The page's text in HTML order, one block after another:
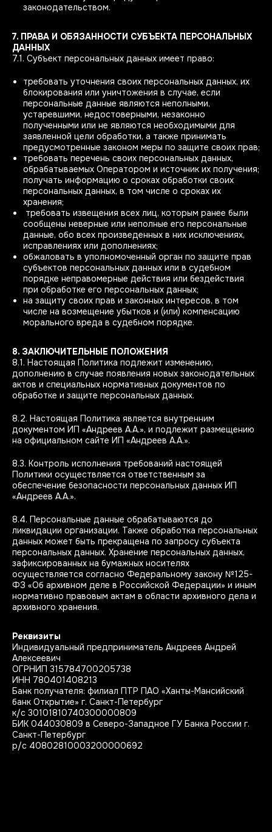
законодательством.
7. ПРАВА И ОБЯЗАННОСТИ СУБЪЕКТА ПЕРСОНАЛЬНЫХ
ДАННЫХ
7.1. Субъект персональных данных имеет право:
требовать уточнения своих персональных данных, их
блокирования или уничтожения в случае, если
персональные данные являются неполными,
устаревшими, недостоверными, незаконно
полученными или не являются необходимыми для
заявленной цели обработки, а также принимать
предусмотренные законом меры по защите своих прав;
требовать перечень своих персональных данных,
обрабатываемых Оператором и источник их получения;
получать информацию о сроках обработки своих
персональных данных, в том числе о сроках их
хранения;
требовать извещения всех лиц, которым ранее были
сообщены неверные или неполные его персональные
данные, обо всех произведенных в них исключениях,
исправлениях или дополнениях;
обжаловать в уполномоченный орган по защите прав
субъектов персональных данных или в судебном
порядке неправомерные действия или бездействия
при обработке его персональных данных;
на защиту своих прав и законных интересов, в том
числе на возмещение убытков и (или) компенсацию
морального вреда в судебном порядке.
8. ЗАКЛЮЧИТЕЛЬНЫЕ ПОЛОЖЕНИЯ
8.1. Настоящая Политика подлежит изменению,
дополнению в случае появления новых законодательных
актов и специальных нормативных документов по
обработке и защите персональных данных.
8.2. Настоящая Политика является внутренним
документом ИП «Андреев А.А.», и подлежит размещению
на официальном сайте ИП «Андреев А.А.».
8.3. Контроль исполнения требований настоящей
Политики осуществляется ответственным за
обеспечение безопасности персональных данных ИП
«Андреев А.А.».
8.4. Персональные данные обрабатываются до
ликвидации организации. Также обработка персональных
данных может быть прекращена по запросу субъекта
персональных данных. Хранение персональных данных,
зафиксированных на бумажных носителях
осуществляется согласно Федеральному закону №125-
ФЗ «Об архивном деле в Российской Федерации» и иным
нормативно правовым актам в области архивного дела и
архивного хранения.
Реквизиты
Индивидуальный предприниматель Андреев Андрей
Алексеевич
ОГРНИП 315784700205738
ИНН 780401408213
Банк получателя: филиал ПТР ПАО «Ханты-Мансийский
банк Открытие» г. Санкт-Петербург
к/с 30101810740300000809
БИК 044030809 в Северо-Западное ГУ Банка России г.
Санкт-Петербург
р/с 40802810003200000692